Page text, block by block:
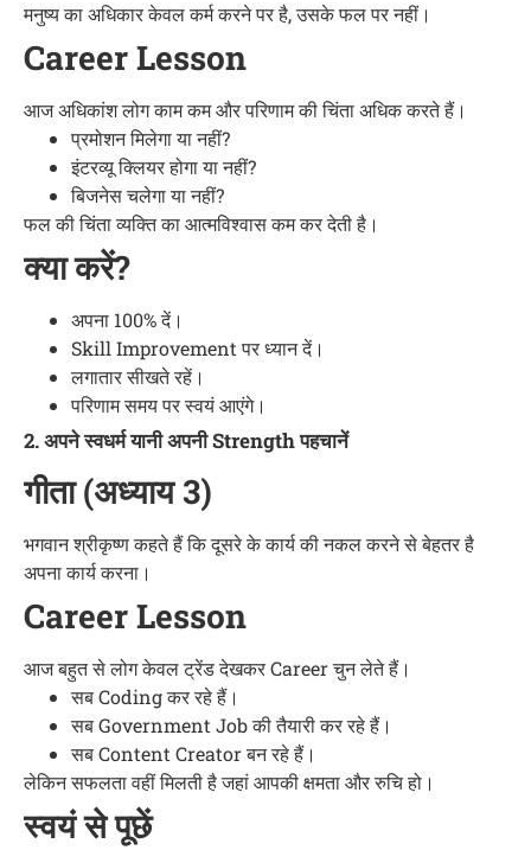
मनुष्य का अधिकार केवल कर्म करने पर है, उसके फल पर नहीं।
Career Lesson
आज अधिकांश लोग काम कम और परिणाम की चिंता अधिक करते हैं।
प्रमोशन मिलेगा या नहीं?
इंटरव्यू क्लियर होगा या नहीं?
बिजनेस चलेगा या नहीं?
फल की चिंता व्यक्ति का आत्मविश्वास कम कर देती है।
क्या करें?
अपना 100% दें।
Skill Improvement पर ध्यान दें।
लगातार सीखते रहें।
परिणाम समय पर स्वयं आएंगे।
2. अपने स्वधर्म यानी अपनी Strength पहचानें
गीता (अध्याय 3)
भगवान श्रीकृष्ण कहते हैं कि दूसरे के कार्य की नकल करने से बेहतर है
अपना कार्य करना।
Career Lesson
आज बहुत से लोग केवल ट्रेंड देखकर Career चुन लेते हैं।
सब Coding कर रहे हैं।
सब Government Job की तैयारी कर रहे हैं।
सब Content Creator बन रहे हैं।
लेकिन सफलता वहीं मिलती है जहां आपकी क्षमता और रुचि हो।
स्वयं से पूछें